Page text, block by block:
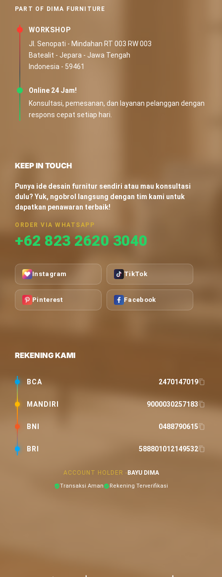
PART OF DIMA FURNITURE
WORKSHOP
Jl. Senopati - Mindahan RT 003 RW 003
Batealit - Jepara - Jawa Tengah
Indonesia - 59461
Online 24 Jam!
Konsultasi, pemesanan, dan layanan pelanggan dengan
respons cepat setiap hari.
KEEP IN TOUCH
Punya ide desain furnitur sendiri atau mau konsultasi
dulu? Yuk, ngobrol langsung dengan tim kami untuk
dapatkan penawaran terbaik!
ORDER VIA WHATSAPP
+62 823 2620 3040
Instagram TikTok
Pinterest Facebook
REKENING KAMI
BCA 2470147019
MANDIRI 9000030257183
BNI 0488790615
BRI 588801012149532
ACCOUNT HOLDER - BAYU DIMA
Transaksi Aman Rekening Terverifikasi